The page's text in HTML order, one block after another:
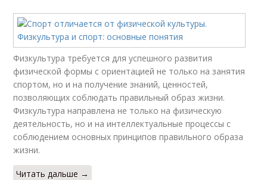
Физкультура требуется для успешного развития
физической формы с ориентацией не только на занятия
спортом, но и на получение знаний, ценностей,
позволяющих соблюдать правильный образ жизни.
Физкультура направлена не только на физическую
деятельность, но и на интеллектуальные процессы с
соблюдением основных принципов правильного образа
жизни.
Читать дальше →